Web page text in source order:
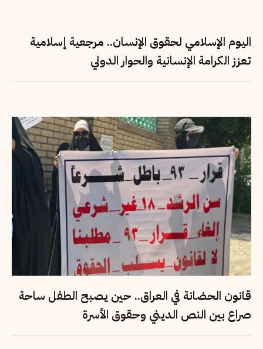
اليوم الإسلامي لحقوق الإنسان.. مرجعية إسلامية
تعزز الكرامة الإنسانية والحوار الدولي
قانون الحضانة في العراق.. حين يصبح الطفل ساحة
صراع بين النص الديني وحقوق الأسرة